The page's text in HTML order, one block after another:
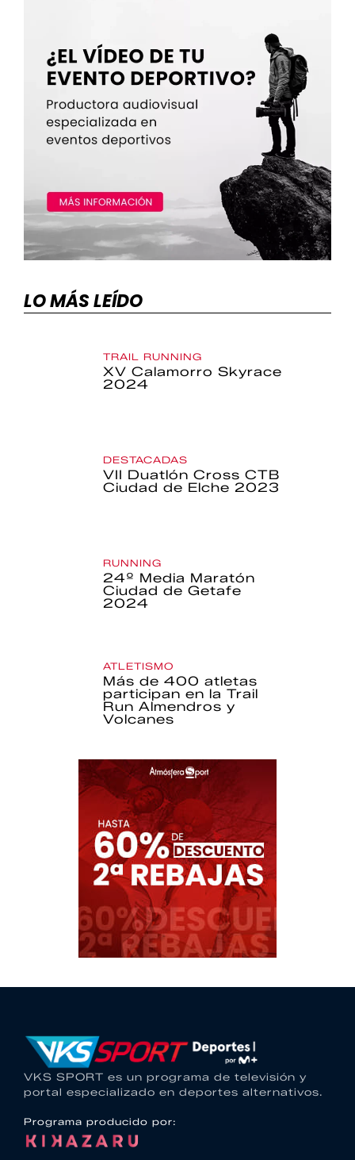
LO MÁS LEÍDO
TRAIL RUNNING
XV Calamorro Skyrace
2024
DESTACADAS
VII Duatlón Cross CTB
Ciudad de Elche 2023
RUNNING
24º Media Maratón
Ciudad de Getafe
2024
ATLETISMO
Más de 400 atletas
participan en la Trail
Run Almendros y
Volcanes
VKS SPORT es un programa de televisión y
portal especializado en deportes alternativos.
Programa producido por: